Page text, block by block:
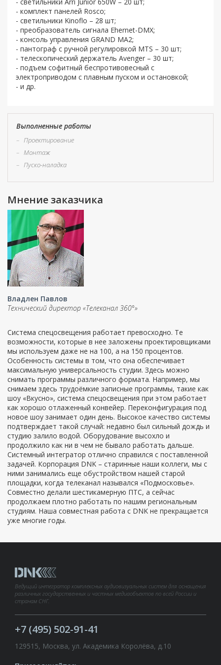
- комплект панелей Rosco;
- светильники Kinoflo – 28 шт;
- преобразователь сигнала Ehernet-DMX;
- консоль управления GRAND MA2;
- пантограф с ручной регулировкой MTS – 30 шт;
- телескопический держатель Avenger – 30 шт;
- подъем софитный беспротивовесный с
электроприводом с плавным пуском и остановкой;
- и др.
Выполненные работы
– Проектирование
– Монтаж
– Пуско-наладка
Мнение заказчика
Владлен Павлов
Технический директор «Телеканал 360°»
Система спецосвещения работает превосходно. Те
возможности, которые в нее заложены проектировщиками
мы используем даже не на 100, а на 150 процентов.
Особенность системы в том, что она обеспечивает
максимальную универсальность студии. Здесь можно
снимать программы различного формата. Например, мы
снимаем здесь трудоёмкие записные программы, такие как
шоу «Вкусно», система спецосвещения при этом работает
как хорошо отлаженный конвейер. Переконфигурация под
новое шоу занимает один день. Высокое качество системы
подтверждает такой случай: недавно был сильный дождь и
студию залило водой. Оборудование высохло и
продолжило как ни в чем не бывало работать дальше.
Системный интегратор отлично справился с поставленной
задачей. Корпорация DNK – старинные наши коллеги, мы с
ними занимались еще обустройством нашей старой
площадки, когда телеканал назывался «Подмосковье».
Совместно делали шестикамерную ПТС, а сейчас
продолжаем плотно работать по нашим региональным
студиям. Наша совместная работа с DNK не прекращается
уже многие годы.
Ведущий интегратор комплексных аудиовизуальных систем для оснащения
различных государственных и частных медиаобъектов по всей России и
странам СНГ.
+7 (495) 502-91-41
129515, Москва, ул. Академика Королёва, д.10